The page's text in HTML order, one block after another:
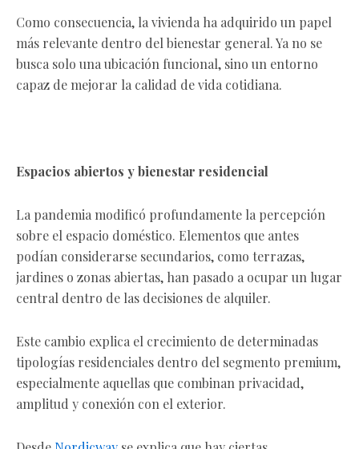
Como consecuencia, la vivienda ha adquirido un papel
más relevante dentro del bienestar general. Ya no se
busca solo una ubicación funcional, sino un entorno
capaz de mejorar la calidad de vida cotidiana.
Espacios abiertos y bienestar residencial
La pandemia modificó profundamente la percepción
sobre el espacio doméstico. Elementos que antes
podían considerarse secundarios, como terrazas,
jardines o zonas abiertas, han pasado a ocupar un lugar
central dentro de las decisiones de alquiler.
Este cambio explica el crecimiento de determinadas
tipologías residenciales dentro del segmento premium,
especialmente aquellas que combinan privacidad,
amplitud y conexión con el exterior.